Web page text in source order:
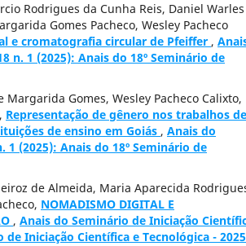
Rodrigues da Cunha Reis, Daniel Warles
Gomes Pacheco, Wesley Pacheco
e cromatografia circular de Pfeiffer ,
n. 1 (2025): Anais do 18º Seminário de
Gomes, Wesley Pacheco Calixto,
Representação de gênero nos trabalhos de
de ensino em Goiás , Anais do
(2025): Anais do 18º Seminário de
de Almeida, Maria Aparecida
NOMADISMO DIGITAL E
, Anais do Seminário de Iniciação
de Iniciação Científica e Tecnológica - 2025